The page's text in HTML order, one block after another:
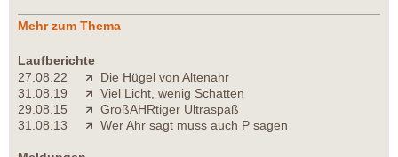
Mehr zum Thema
Laufberichte
27.08.22
Die Hügel von Altenahr
31.08.19
Viel Licht, wenig Schatten
29.08.15
GroßAHRtiger Ultraspaß
31.08.13
Wer Ahr sagt muss auch P sagen